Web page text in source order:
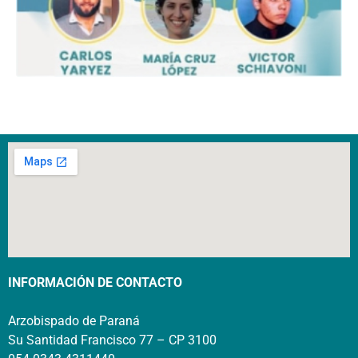
INFORMACIÓN DE CONTACTO
Arzobispado de Paraná
Su Santidad Francisco 77 – CP 3100